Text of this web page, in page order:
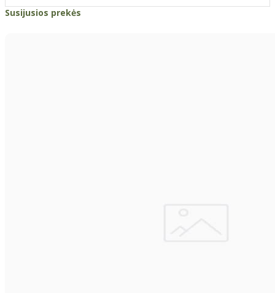
Susijusios prekės